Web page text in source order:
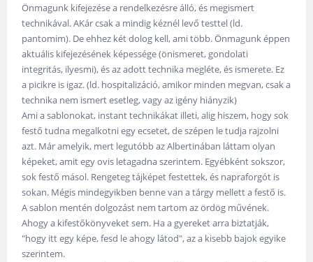
Önmagunk kifejezése a rendelkezésre álló, és megismert
technikával. AKár csak a mindig kéznél levő testtel (ld.
pantomim). De ehhez két dolog kell, ami több. Önmagunk éppen
aktuális kifejezésének képessége (önismeret, gondolati
integritás, ilyesmi), és az adott technika megléte, és ismerete. Ez
a picikre is igaz. (ld. hospitalizáció, amikor minden megvan, csak a
technika nem ismert esetleg, vagy az igény hiányzik)
Ami a sablonokat, instant technikákat illeti, alig hiszem, hogy sok
festő tudna megalkotni egy ecsetet, de szépen le tudja rajzolni
azt. Már amelyik, mert legutóbb az Albertinában láttam olyan
képeket, amit egy ovis letagadna szerintem. Egyébként sokszor,
sok festő másol. Rengeteg tájképet festettek, és napraforgót is
sokan. Mégis mindegyikben benne van a tárgy mellett a festő is.
A sablon mentén dolgozást nem tartom az ördög művének.
Ahogy a kifestőkönyveket sem. Ha a gyereket arra biztatják,
"hogy itt egy képe, fesd le ahogy látod", az a kisebb bajok egyike
szerintem.